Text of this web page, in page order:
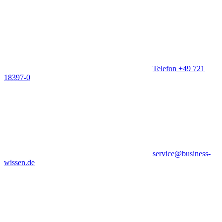
Telefon +49 721
18397-0
service@business-
wissen.de